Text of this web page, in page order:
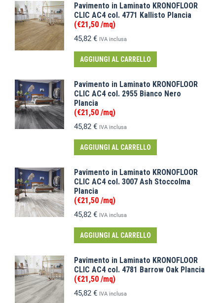
Pavimento in Laminato KRONOFLOOR
CLIC AC4 col. 4771 Kallisto Plancia
(€21,50 /mq)
45,82 € IVA inclusa
AGGIUNGI AL CARRELLO
Pavimento in Laminato KRONOFLOOR
CLIC AC4 col. 2955 Bianco Nero
Plancia
(€21,50 /mq)
45,82 € IVA inclusa
AGGIUNGI AL CARRELLO
Pavimento in Laminato KRONOFLOOR
CLIC AC4 col. 3007 Ash Stoccolma
Plancia
(€21,50 /mq)
45,82 € IVA inclusa
AGGIUNGI AL CARRELLO
Pavimento in Laminato KRONOFLOOR
CLIC AC4 col. 4781 Barrow Oak Plancia
(€21,50 /mq)
45,82 € IVA inclusa